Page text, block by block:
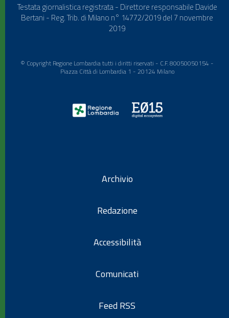
Testata giornalistica registrata - Direttore responsabile Davide
Bertani - Reg. Trib. di Milano n° 14772/2019 del 7 novembre
2019
© Copyright Regione Lombardia tutti i diritti riservati - C.F. 80050050154 -
Piazza Città di Lombardia 1 - 20124 Milano
Archivio
Redazione
Accessibilità
Comunicati
Feed RSS